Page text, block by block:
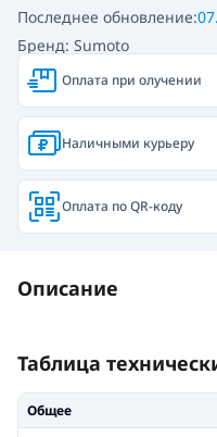
Бренд: Sumoto
Последнее обновление:
Оплата при олучении
Наличными курьеру
Оплата по QR-коду
Описание
Таблица
Общее